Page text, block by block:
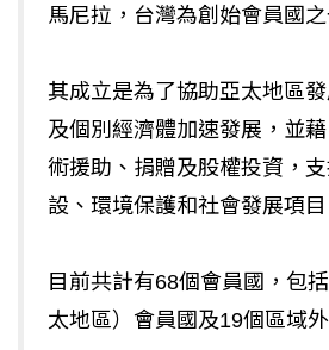
馬尼拉，台灣為創始會員國之
其成立是為了協助亞太地區
及個別經濟體加速發展，並
術援助、捐贈及股權投資，
設、環境保護和社會發展項目
目前共計有68個會員國，包
太地區）會員國及19個區域